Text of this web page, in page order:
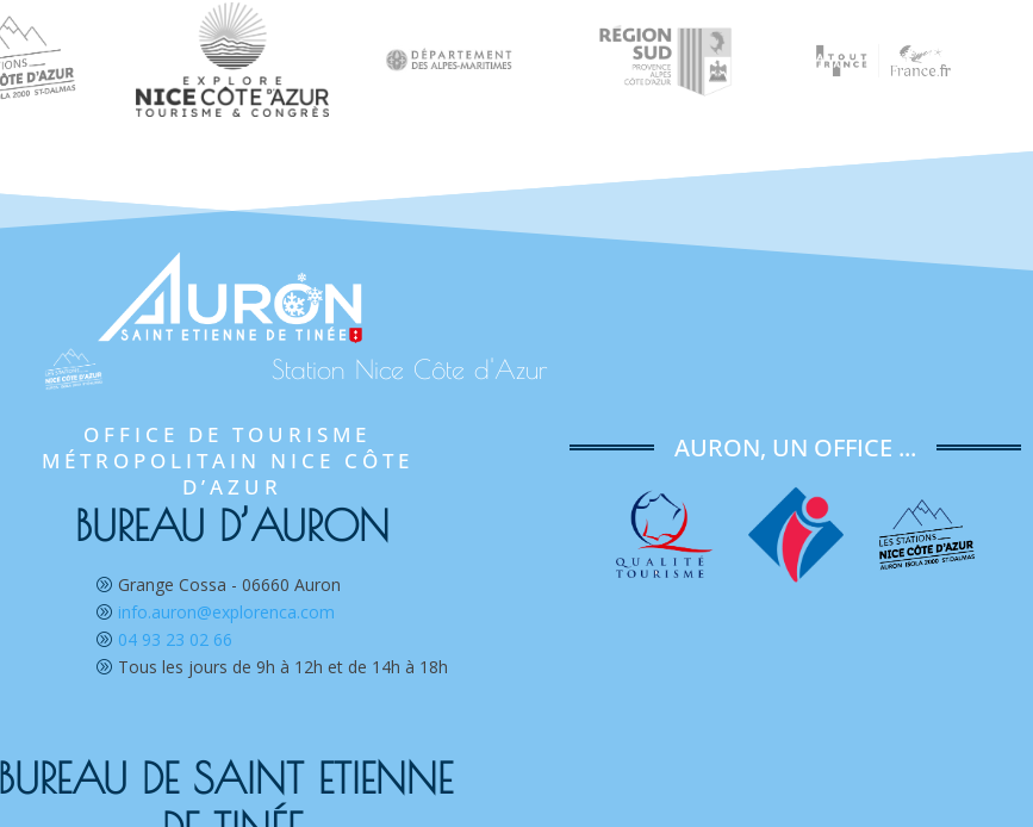
Station Nice Côte d'Azur
OFFICE DE TOURISME
MÉTROPOLITAIN NICE CÔTE
D’AZUR
BUREAU D’AURON
A Grange Cossa - 06660 Auron
A info.auron@explorenca.com
A 04 93 23 02 66
A Tous les jours de 9h à 12h et de 14h à 18h
BUREAU DE SAINT ETIENNE
AURON, UN OFFICE ...